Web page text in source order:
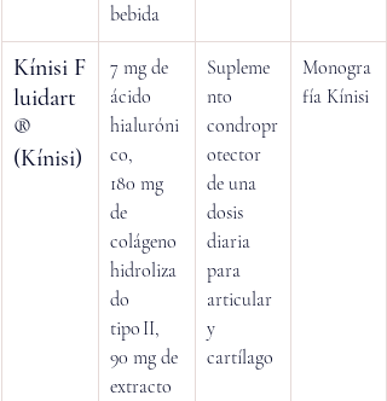
bebida
Kínisi F
luidart
®
(Kínisi)
7 mg de
ácido
hialuróni
co,
180 mg
de
colágeno
hidroliza
do
tipo II,
90 mg de
extracto
Supleme
nto
condropr
otector
de una
dosis
diaria
para
articular
y
cartílago
Monogra
fía Kínisi